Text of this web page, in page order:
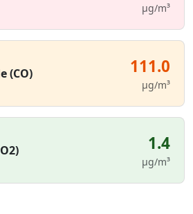
µg/m³
(CO) 111.0
µg/m³
1.4
µg/m³